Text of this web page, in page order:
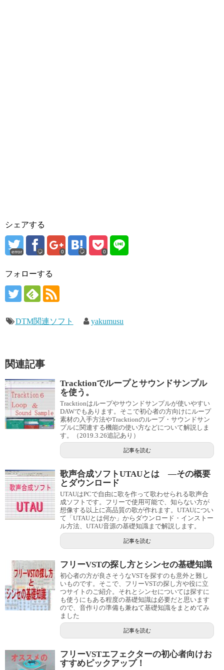
シェアする
error 0 0
フォローする
DTM関連ソフト yakumusu
関連記事
Tracktionでループとサウンドサンプル
を使う。
Tracktionはループやサウンドサンプルが使いやすい
DAWでもあります。そこで初心者の方向けにループ
素材の入手方法やTracktionのループ・サウンドサン
プルに関連する機能の使い方などについて解説しま
す。（2019.3.26追記あり）
記事を読む
歌声合成ソフトUTAUとは ―その概要
とダウンロード
UTAUはPCで自由に歌を作って歌わせられる歌声合
成ソフトです。フリーで使用可能で、知らない方が
想像する以上に高品質の歌が作れます。UTAUについ
て「UTAUとは何か」からダウンロード・インストー
ル方法、UTAU音源の基礎知識まで解説します。
記事を読む
フリーVSTの探し方とシンセの基礎知識
初心者の方が良さそうなVSTを探すのも意外と難し
いものです。そこで、フリーVSTの探し方や役に立
つサイトのご紹介。それとシンセについては探すに
も使うにもある程度の基礎知識は必要だと思います
ので、音作りの準備も兼ねて基礎知識をまとめてみ
ました
記事を読む
フリーVSTエフェクターの初心者向けお
すすめピックアップ！